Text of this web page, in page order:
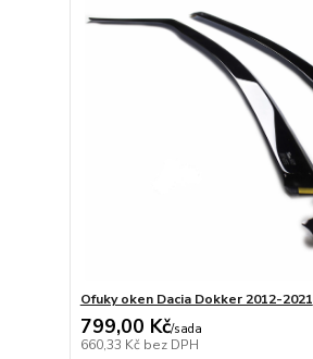
Ofuky oken Dacia Dokker 2012-2021
799,00 Kč/sada
660,33 Kč bez DPH